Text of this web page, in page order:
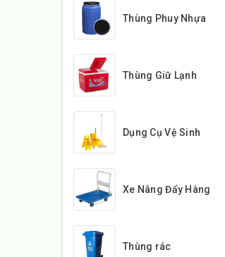
Thùng Phuy Nhựa
Thùng Giữ Lạnh
Dụng Cụ Vệ Sinh
Xe Nâng Đẩy Hàng
Thùng rác